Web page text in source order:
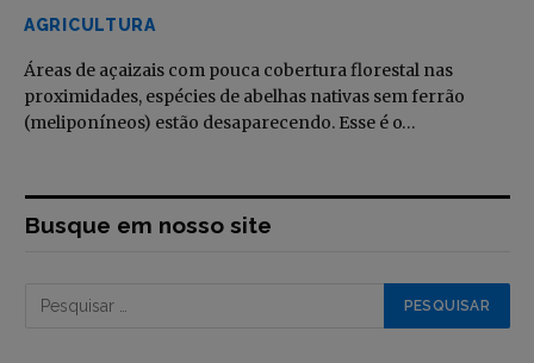
AGRICULTURA
Áreas de açaizais com pouca cobertura florestal nas
proximidades, espécies de abelhas nativas sem ferrão
(meliponíneos) estão desaparecendo. Esse é o…
Busque em nosso site